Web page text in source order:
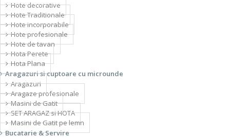
Hote decorative
Hote Traditionale
Hote incorporabile
Hote profesionale
Hote de tavan
Hota Perete
Hota Plana
Aragazuri si cuptoare cu microunde
Aragazuri
Aragaze profesionale
Masini de Gatit
SET ARAGAZ si HOTA
Masini de Gatit pe lemn
Bucatarie & Servire